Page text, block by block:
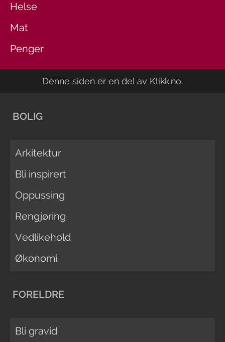
Helse
Mat
Penger
Denne siden er en del av Klikk.no.
BOLIG
Arkitektur
Bli inspirert
Oppussing
Rengjøring
Vedlikehold
Økonomi
FORELDRE
Bli gravid